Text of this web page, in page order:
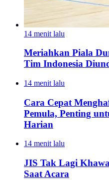
14 menit lalu
Meriahkan Piala
Tim Indonesia
14 menit lalu
Cara Cepat
Pemula, Penting
Harian
14 menit lalu
JIS Tak Lagi
Saat Acara